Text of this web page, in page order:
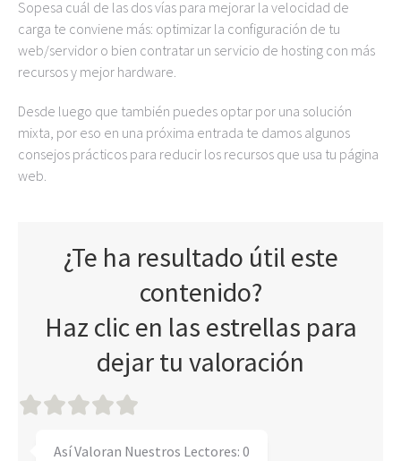
Sopesa cuál de las dos vías para mejorar la velocidad de
carga te conviene más: optimizar la configuración de tu
web/servidor o bien contratar un servicio de hosting con más
recursos y mejor hardware.
Desde luego que también puedes optar por una solución
mixta, por eso en una próxima entrada te damos algunos
consejos prácticos para reducir los recursos que usa tu página
web.
¿Te ha resultado útil este
contenido?
Haz clic en las estrellas para
dejar tu valoración
Así Valoran Nuestros Lectores: 0